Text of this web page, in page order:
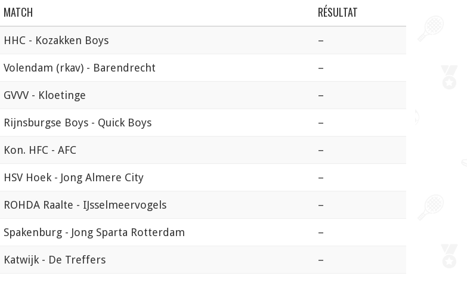
MATCH RÉSULTAT
HHC - Kozakken Boys –
Volendam (rkav) - Barendrecht –
GVVV - Kloetinge –
Rijnsburgse Boys - Quick Boys –
Kon. HFC - AFC –
HSV Hoek - Jong Almere City –
ROHDA Raalte - IJsselmeervogels –
Spakenburg - Jong Sparta Rotterdam –
Katwijk - De Treffers –